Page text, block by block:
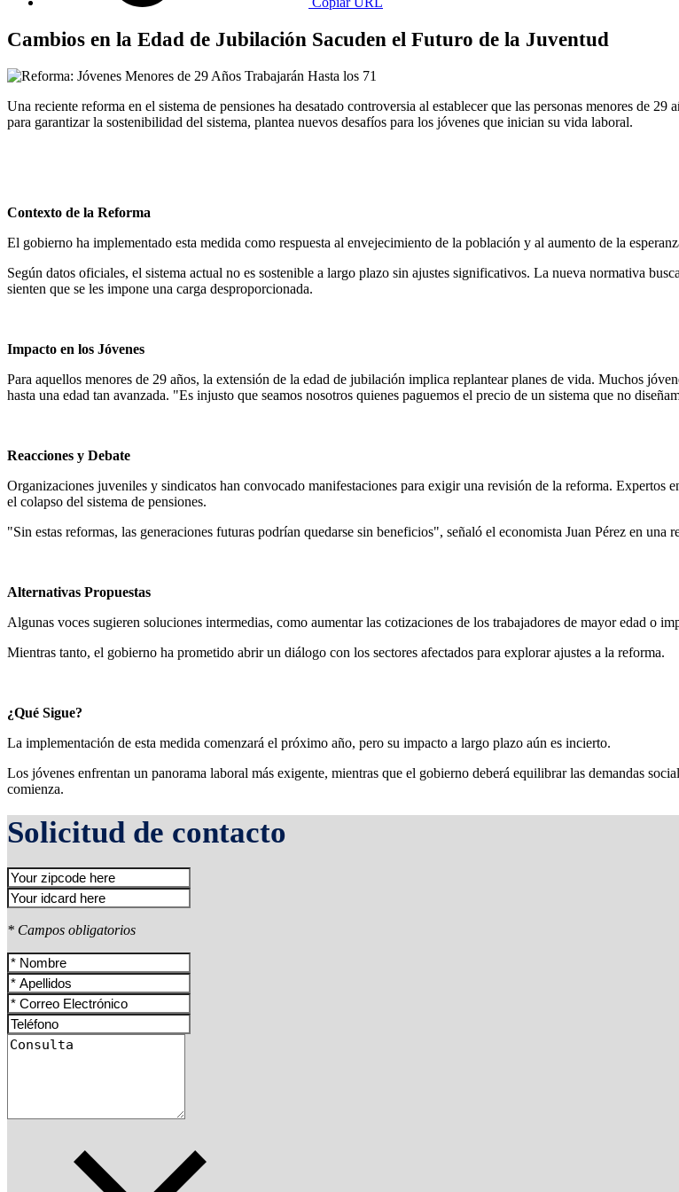
Cambios en la Edad de Jubilación Sacuden el Futuro de la Juventud
Una reciente reforma en el sistema de pensiones ha desatado controversia al establecer que las personas menores de
para garantizar la sostenibilidad del sistema, plantea nuevos desafíos para los jóvenes que inician su vida laboral.
Contexto de la Reforma
El gobierno ha implementado esta medida como respuesta al envejecimiento de la población y al aumento de la
Según datos oficiales, el sistema actual no es sostenible a largo plazo sin ajustes significativos. La nueva normativa
sienten que se les impone una carga desproporcionada.
Impacto en los Jóvenes
Para aquellos menores de 29 años, la extensión de la edad de jubilación implica replantear planes de vida. Muchos
hasta una edad tan avanzada. "Es injusto que seamos nosotros quienes paguemos el precio de un sistema que no
Reacciones y Debate
Organizaciones juveniles y sindicatos han convocado manifestaciones para exigir una revisión de la reforma. Expertos
el colapso del sistema de pensiones.
"Sin estas reformas, las generaciones futuras podrían quedarse sin beneficios", señaló el economista Juan Pérez en una
Alternativas Propuestas
Algunas voces sugieren soluciones intermedias, como aumentar las cotizaciones de los trabajadores de mayor edad o
Mientras tanto, el gobierno ha prometido abrir un diálogo con los sectores afectados para explorar ajustes a la reforma.
¿Qué Sigue?
La implementación de esta medida comenzará el próximo año, pero su impacto a largo plazo aún es incierto.
Los jóvenes enfrentan un panorama laboral más exigente, mientras que el gobierno deberá equilibrar las demandas
comienza.
Solicitud de contacto
* Campos obligatorios